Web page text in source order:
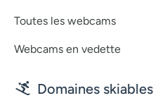
Toutes les webcams
Webcams en vedette
Domaines skiables